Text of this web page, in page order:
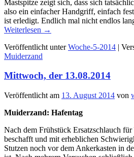
Mastspitze zeigt sich, dass sich
also ein einfacher Handgriff, einfach
ist erledigt. Endlich mal nicht endlos
Weiterlesen →
Veröffentlicht unter Woche-5-2014 |
Muiderzand
Mittwoch, der 13.08.2014
Veröffentlicht am 13. August 2014 von
Muiderzand: Hafentag
Nach dem Frühstück Ersatzschlauch
beschafft und mit erheblichen
Stutzen noch vor dem Ankerkasten in